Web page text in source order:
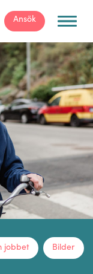
Ansök
Bilder
jobbet